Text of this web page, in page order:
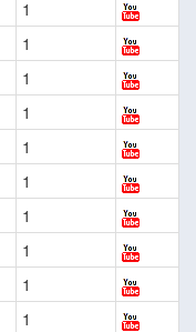
1
1
1
1
1
1
1
1
1
1